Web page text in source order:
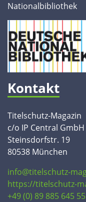
Nationalbibliothek
Kontakt
Titelschutz-Magazin
c/o IP Central GmbH
Steinsdorfstr. 19
80538 München
info@titelschutz-
https://titelschutz-
+49 (0) 89 885 645 55